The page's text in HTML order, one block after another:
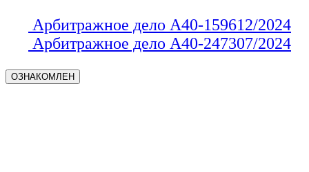
Арбитражное дело А40-159612/2024
Арбитражное дело А40-247307/2024
ОЗНАКОМЛЕН